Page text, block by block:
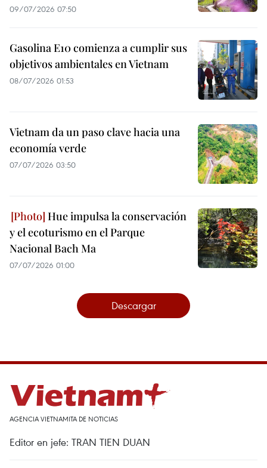
09/07/2026 07:50
Gasolina E10 comienza a cumplir sus
objetivos ambientales en Vietnam
08/07/2026 01:53
Vietnam da un paso clave hacia una
economía verde
07/07/2026 03:50
Hue impulsa la conservación
y el ecoturismo en el Parque
Nacional Bach Ma
07/07/2026 01:00
Descargar
AGENCIA VIETNAMITA DE NOTICIAS
Editor en jefe: TRAN TIEN DUAN